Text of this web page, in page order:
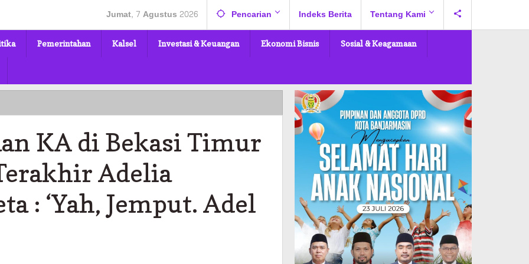
Jumat, 7 Agustus 2026 Pencarian Indeks Berita Tentang Kami
Pemerintahan Kalsel Investasi & Keuangan Ekonomi Bisnis Sosial & Keagamaan
KA di Bekasi Timur
Adelia
: ‘Yah, Jemput. Adel